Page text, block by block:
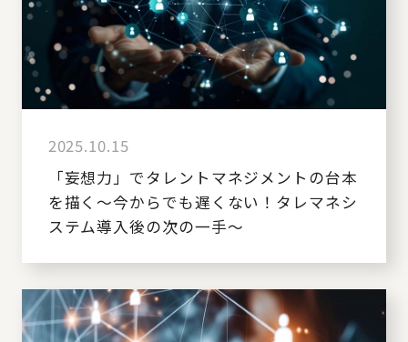
2025.10.15
「妄想力」でタレントマネジメントの台本
を描く～今からでも遅くない！タレマネシ
ステム導入後の次の一手～